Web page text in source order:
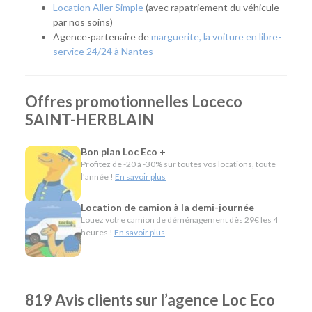
Quel véhicule choisir ?
Notre agence met à votre disposition une flotte complète
quotidien.
Routières, SUV et monospaces pour les vacances ou
Minibus pour voyager en groupe.
Utilitaires de différentes capacités pour les
déménagements, les travaux ou le transport de
matériel.
Véhicules spécifiques, comme les camions
frigorifiques, les véhicules de chantier ou les modèles
électriques, pour répondre aux besoins des
particuliers comme des professionnels.
Depuis plus de 40 ans, Loc Eco propose une location de
Location Aller Simple(avec rapatriement du véhicule
par nos soins)
Agence-partenaire demarguerite, la voiture en libre-
service 24/24 à Nantes
Offres promotionnelles Loceco
SAINT-HERBLAIN
Bon plan Loc Eco +
Profitez de -20 à -30% sur toutes vos locations, toute
l'année ! En savoir plus
Location de camion à la demi-journée
Louez votre camion de déménagement dès 29€ les 4
heures ! En savoir plus
819 Avis clients sur l’agence Loc Eco